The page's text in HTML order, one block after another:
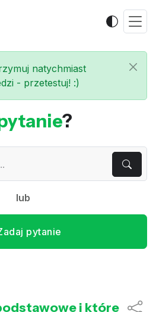
natychmiast
- przetestuj! :)
?
lub
pytanie
i które